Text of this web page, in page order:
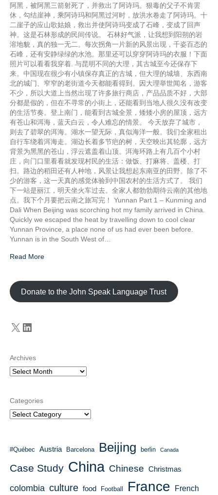
阿黑，被阿黑三箭射死了，并救出了阿诗玛。狠毒的父子不肯罢
休，勾结崖神，乘阿诗玛和阿黑过河时，放洪水卷走了阿诗玛。十
二崖子的应山歌姑娘，救出并使阿诗玛变成了石峰，变成了回声
神。这是石林形成的民间传说。 石林好气派，让我想到阳朔的岩
溶地貌，真的独一无二。每次拐角一片新的风景出现，千姿百态的
石峰，还有安静绿绿的水池。那里还可以穿穿阿诗玛的衣服！下面
照片可以看看我穿着. 与昆明不同的大理，其古城至今还保存下
来。中国现在很少有小镇保存真正的古城，但大理的城墙、东西南
北的城门、窄窄的老街道今天都能看得到。因大理举世闻名，游客
不少，所以大道上当然出现了许多旅行商店，产品品质不好，大部
分都是假的，但在不寻常的小街上，还能看到当地人很久没有改变
的生活节奏。登上南门，能看到古城全景，矮矮小房的屋顶，远方
有苍山和洱海，蓝天白云，令人难忘的情景。 今天放弃了城市，
则去了碧翠的洱海。湖水一望无际，真似海洋一般。我们全家租出
自行车绕着洱海走。湖边长着多节疤的树，天空映出其轮廓，远方
背景为黑黑的苍山，浮云遮盖着山顶。洱海环路上有几百个小村
庄，向门口里看看就发现村民的生活：做饭、打麻将、盖楼、打
扫。路边的稻田还有人种地，风景让我想起东南亚的田野。除了不
少的游客，这一天真的感觉体验到中国农村的生活方式了。 我们
下一站是丽江，明天坐火车过去。全家人都勃勃期待云南的其他地
点。我下个月要把云南之旅写完！ Yunnan Part 1 – Kunming and
Dali When Beijing was scorching hot my family arrived in China.
Quickly we escaped the heat by travelling down to cool clear
Yunnan Province, a place none of us had ever been before.
Yunnan is in the South West of…
Read More
Donate to the John Speak Language Trust
X LinkedIn
Archives
Categories
#Québec Austria Barcelona Beijing berlin Canada
Case Study China Chinese Christmas
colombia culture food Football France French